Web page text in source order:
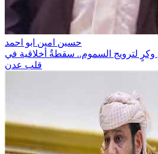
حسين امين ابو احمد
وكرٍ لترويج السموم.. سقطةٌ أخلاقية في
قلب عدن